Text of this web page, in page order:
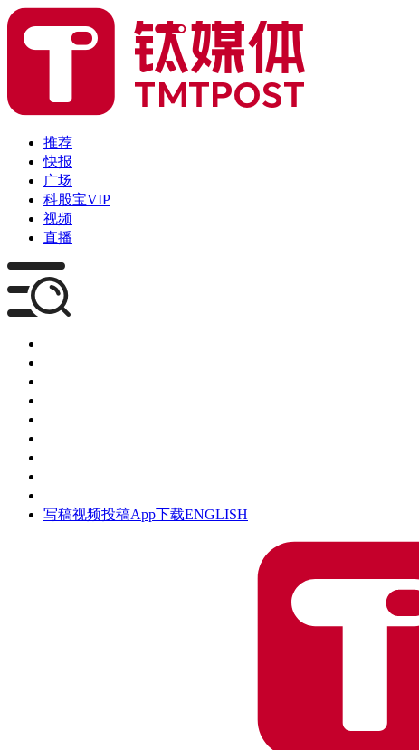
推荐
快报
广场
科股宝VIP
视频
直播
写稿视频投稿App下载ENGLISH